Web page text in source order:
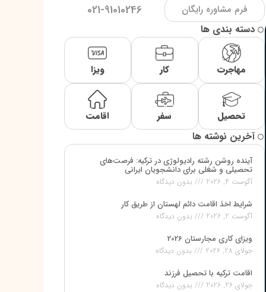
فرم مشاوره رایگان 021-91010246
دسته بندی ها
مهاجرت کار ویزا
تحصیل سفر اقامت
آخرین نوشته ها
آینده روشن رشته رادیولوژی در ترکیه: فرصت‌های
تحصیلی و شغلی برای دانشجویان ایرانی
آگوست 4, 2026 بدون دیدگاه
شرایط اخذ اقامت دائم لهستان از طریق کار
آگوست 2, 2026 بدون دیدگاه
ویزای کاری مجارستان 2026
جولای 28, 2026 بدون دیدگاه
اقامت ترکیه با تحصیل فرزند
جولای 26, 2026 بدون دیدگاه